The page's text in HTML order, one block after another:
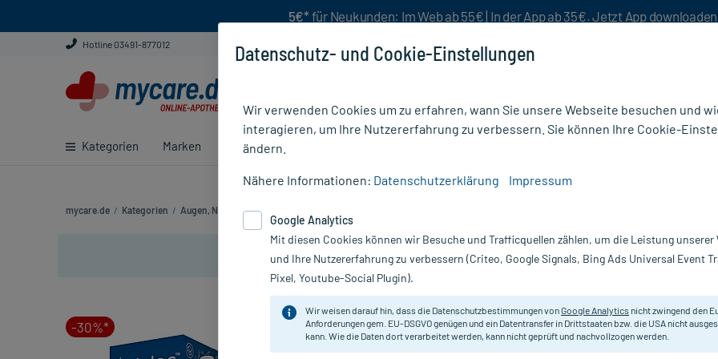
5€* für Neukunden: Im Web ab 55€ | In der App ab 35€. Jetzt App downloaden
Hotline 03491-877012
Kategorien Marken Ratgeber
mycare.de / Kategorien / Augen, Nase & Ohren
Nur für kurze Zeit:Gratis-Versand* ab 19€ Mindestbestellwert!
-30%*
Erfahrungen &
Artelac Splash
Datenschutz- und Cookie-Einstellungen
Wir verwenden Cookies um zu erfahren, wann Sie unsere Webseite besuchen und
interagieren, um Ihre Nutzererfahrung zu verbessern. Sie können Ihre Cookie-
ändern.
Nähere Informationen: Datenschutzerklärung Impressum
Google Analytics
Mit diesen Cookies können wir Besuche und Trafficquellen zählen, um die Leistung unserer
und Ihre Nutzererfahrung zu verbessern (Criteo, Google Signals, Bing Ads Universal Event
Pixel, Youtube-Social Plugin).
Wir weisen darauf hin, dass die Datenschutzbestimmungen vonGoogle Analytics nicht zwingend den
Anforderungen gem. EU-DSGVO genügen und ein Datentransfer in Drittstaaten bzw. die USA nicht
kann. Wie die Daten dort verarbeitet werden, kann nicht geprüft und nachvollzogen werden.